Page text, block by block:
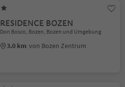
RESIDENCE BOZEN
Don Bosco, Bozen, Bozen und Umgebung
3.0 km von Bozen Zentrum